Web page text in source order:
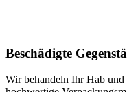
Beschädigte
Wir behandeln Ihr Hab